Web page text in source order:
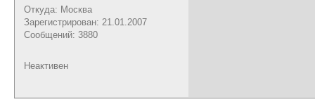
Откуда: Москва
Зарегистрирован: 21.01.2007
Сообщений: 3880
Неактивен